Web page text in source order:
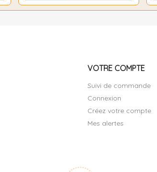
VOTRE COMPTE
Suivi de commande
Connexion
Créez votre compte
Mes alertes